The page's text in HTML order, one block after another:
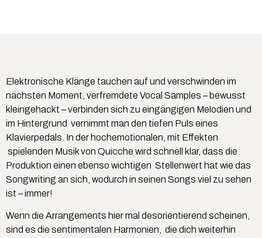
Elektronische Klänge tauchen auf und verschwinden im
nächsten Moment, verfremdete Vocal Samples – bewusst
kleingehackt – verbinden sich zu eingängigen Melodien und
im Hintergrund vernimmt man den tiefen Puls eines
Klavierpedals. In der hochemotionalen, mit Effekten
spielenden Musik von Quicche wird schnell klar, dass die
Produktion einen ebenso wichtigen Stellenwert hat wie das
Songwriting an sich, wodurch in seinen Songs viel zu sehen
ist – immer!
Wenn die Arrangements hier mal desorientierend scheinen,
sind es die sentimentalen Harmonien, die dich weiterhin